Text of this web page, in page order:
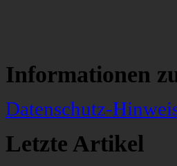
Informationen
Datenschutz-
Letzte Artikel